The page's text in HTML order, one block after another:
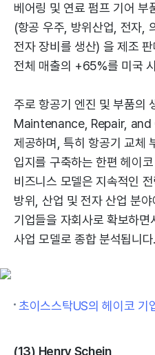
베어링 및 연료 펌프 기어 부
(항공 우주, 방위산업, 전자,
전자 장비를 생산) 을 제조
전체 매출의 +65%를 미국
주로 항공기 엔진 및 부품의
Maintenance, Repair, and
제공하며, 특히 항공기 교체
입지를 구축하는 한편 헤이
비즈니스 모델은 지속적인
방위, 산업 및 전자 산업 분
기업들을 자회사로 확보하
사업 모델로 종합 분석됩니다.
초이스스탁US의 헤이코 기
(13) Henry Schein